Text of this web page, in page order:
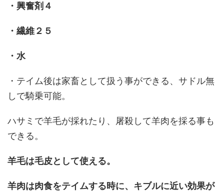
・興奮剤４
・繊維２５
・水
・テイム後は家畜として扱う事ができる、サドル無
しで騎乗可能。
ハサミで羊毛が採れたり、屠殺して羊肉を採る事も
できる。
羊毛は毛皮として使える。
羊肉は肉食をテイムする時に、キブルに近い効果が